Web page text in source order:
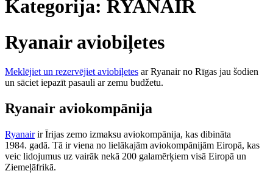
Kategorija: RYANAIR
Ryanair aviobiļetes
Meklējiet un rezervējiet aviobiļetes ar Ryanair no Rīgas jau šodien
un sāciet iepazīt pasauli ar zemu budžetu.
Ryanair aviokompānija
Ryanairir Īrijas zemo izmaksu aviokompānija, kas dibināta
1984. gadā. Tā ir viena no lielākajām aviokompānijām Eiropā, kas
veic lidojumus uz vairāk nekā 200 galamērķiem visā Eiropā un
Ziemeļāfrikā.